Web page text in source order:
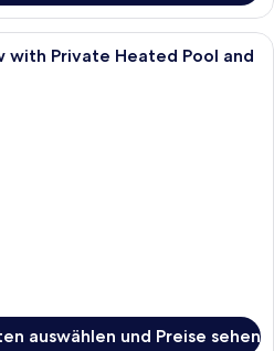
Ein modernes Interieur mit Treppe,
with Private Heated Pool and
auswählen und Preise sehen